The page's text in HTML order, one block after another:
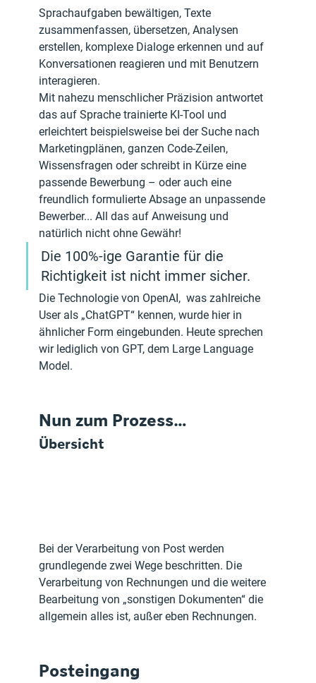
Sprachaufgaben bewältigen, Texte
zusammenfassen, übersetzen, Analysen
erstellen, komplexe Dialoge erkennen und auf
Konversationen reagieren und mit Benutzern
interagieren.
Mit nahezu menschlicher Präzision antwortet
das auf Sprache trainierte KI-Tool und
erleichtert beispielsweise bei der Suche nach
Marketingplänen, ganzen Code-Zeilen,
Wissensfragen oder schreibt in Kürze eine
passende Bewerbung – oder auch eine
freundlich formulierte Absage an unpassende
Bewerber... All das auf Anweisung und
natürlich nicht ohne Gewähr!
Die 100%-ige Garantie für die
Richtigkeit ist nicht immer sicher.
Die Technologie von OpenAI,  was zahlreiche
User als „ChatGPT“ kennen, wurde hier in
ähnlicher Form eingebunden. Heute sprechen
wir lediglich von GPT, dem Large Language
Model.
Nun zum Prozess…
Übersicht
Bei der Verarbeitung von Post werden
grundlegende zwei Wege beschritten. Die
Verarbeitung von Rechnungen und die weitere
Bearbeitung von „sonstigen Dokumenten“ die
allgemein alles ist, außer eben Rechnungen.
Posteingang